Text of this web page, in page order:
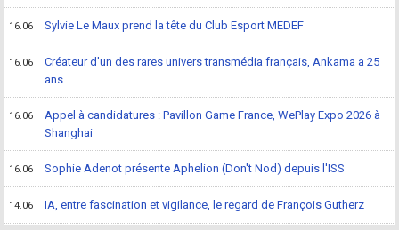
16.06 Sylvie Le Maux prend la tête du Club Esport MEDEF
16.06
Créateur d'un des rares univers transmédia français, Ankama a 25
ans
16.06
Appel à candidatures : Pavillon Game France, WePlay Expo 2026 à
Shanghai
16.06 Sophie Adenot présente Aphelion (Don't Nod) depuis l'ISS
14.06 IA, entre fascination et vigilance, le regard de François Gutherz